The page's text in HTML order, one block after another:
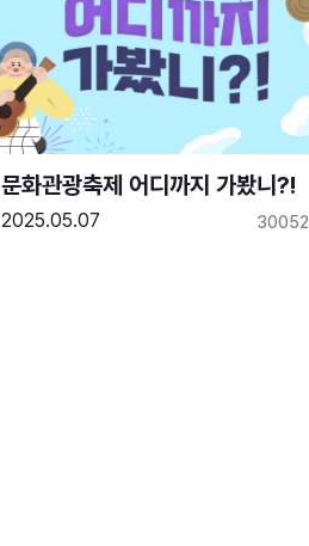
문화관광축제 어디까지 가봤니?!
2025.05.07 30052